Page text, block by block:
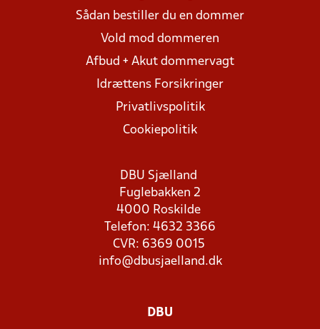
Sådan bestiller du en dommer
Vold mod dommeren
Afbud + Akut dommervagt
Idrættens Forsikringer
Privatlivspolitik
Cookiepolitik
DBU Sjælland
Fuglebakken 2
4000 Roskilde
Telefon: 4632 3366
CVR: 6369 0015
info@dbusjaelland.dk
DBU